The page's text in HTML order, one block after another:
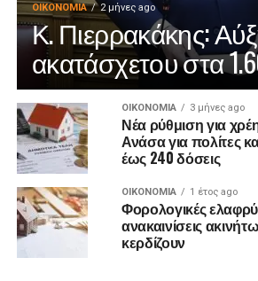
ΟΙΚΟΝΟΜΊΑ 2 μήνες ago
Κ. Πιερρακάκης:
ακατάσχετου στα
ΟΙΚΟΝΟΜΊΑ 3 μήνες ago
Νέα ρύθμιση για
Ανάσα για πολίτες
έως 240 δόσεις
ΟΙΚΟΝΟΜΊΑ 1 έτος ago
Φορολογικές
ανακαινίσεις
κερδίζουν